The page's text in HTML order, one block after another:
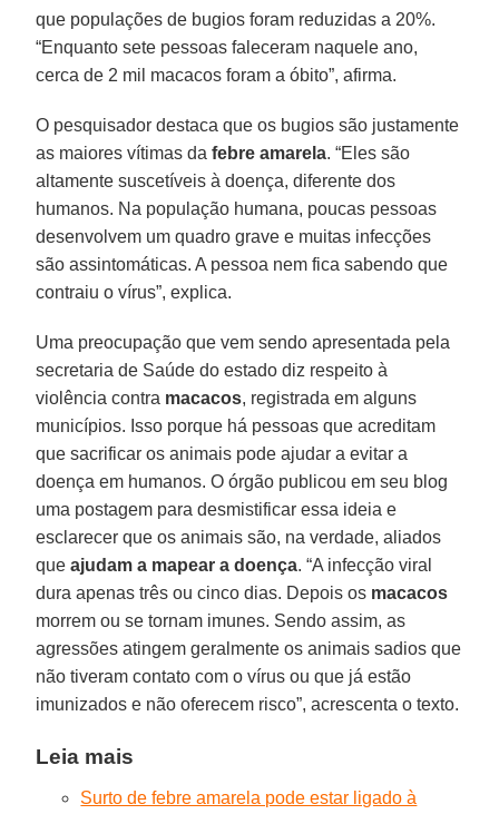
que populações de bugios foram reduzidas a 20%.
“Enquanto sete pessoas faleceram naquele ano,
cerca de 2 mil macacos foram a óbito”, afirma.
O pesquisador destaca que os bugios são justamente
as maiores vítimas dafebre amarela. “Eles são
altamente suscetíveis à doença, diferente dos
humanos. Na população humana, poucas pessoas
desenvolvem um quadro grave e muitas infecções
são assintomáticas. A pessoa nem fica sabendo que
contraiu o vírus”, explica.
Uma preocupação que vem sendo apresentada pela
secretaria de Saúde do estado diz respeito à
violência contra macacos, registrada em alguns
municípios. Isso porque há pessoas que acreditam
que sacrificar os animais pode ajudar a evitar a
doença em humanos. O órgão publicou em seu blog
uma postagem para desmistificar essa ideia e
esclarecer que os animais são, na verdade, aliados
queajudam a mapear a doença. “A infecção viral
dura apenas três ou cinco dias. Depois os macacos
morrem ou se tornam imunes. Sendo assim, as
agressões atingem geralmente os animais sadios que
não tiveram contato com o vírus ou que já estão
imunizados e não oferecem risco”, acrescenta o texto.
Leia mais
Surto de febre amarela pode estar ligado à